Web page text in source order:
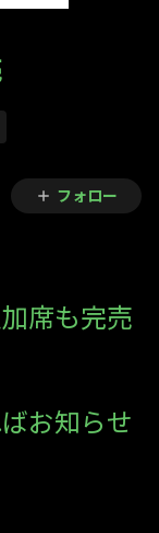
フォロー
席も完売
お知らせ